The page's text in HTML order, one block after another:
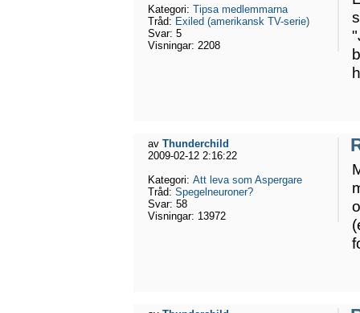
Kategori: Tipsa medlemmarna
Tråd: Exiled (amerikansk TV-serie)
Svar: 5
Visningar: 2208
av Thunderchild
2009-02-12 2:16:22
Kategori: Att leva som Aspergare
Tråd: Spegelneuroner?
Svar: 58
Visningar: 13972